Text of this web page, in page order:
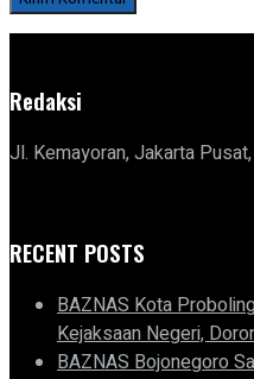
Redaksi
Jl. Kemayoran, Jakarta
RECENT POSTS
BAZNAS Kota
Kejaksaan Negeri,
BAZNAS Bojonegoro